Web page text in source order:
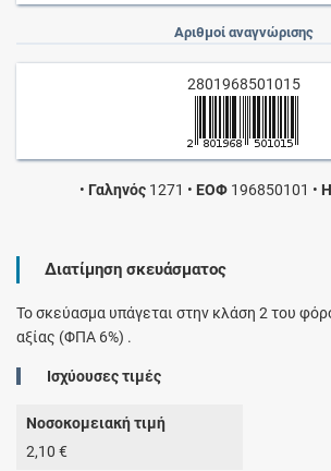
Αριθμοί αναγνώρισης
2801968501015
• Γαληνός1271 • ΕΟΦ196850101 •
Διατίμηση σκευάσματος
Το σκεύασμα υπάγεται στην κλάση 2 του
αξίας (ΦΠΑ 6%) .
Ισχύουσες τιμές
Νοσοκομειακή τιμή
2,10 €